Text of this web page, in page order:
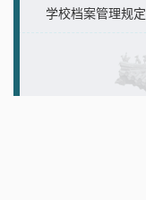
学校档案管理规定